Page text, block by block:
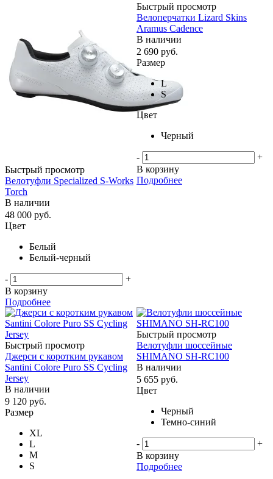
Быстрый просмотр
Велотуфли Specialized S-Works
Torch
В наличии
48 000 руб.
Цвет
Белый
Белый-черный
-
+
В корзину
Подробнее
Быстрый просмотр
Велоперчатки Lizard Skins
Aramus Cadence
В наличии
2 690 руб.
Размер
L
S
Цвет
Черный
-
+
В корзину
Подробнее
Быстрый просмотр
Джерси с коротким рукавом
Santini Colore Puro SS Cycling
Jersey
В наличии
9 120 руб.
Размер
XL
L
M
S
Быстрый просмотр
Велотуфли шоссейные
SHIMANO SH-RC100
В наличии
5 655 руб.
Цвет
Черный
Темно-синий
-
+
В корзину
Подробнее